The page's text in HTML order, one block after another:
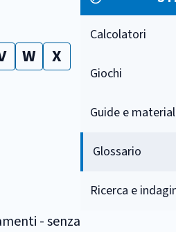
W
X
- senza
Calcolatori
Giochi
Guide e
Glossario
Ricerca e